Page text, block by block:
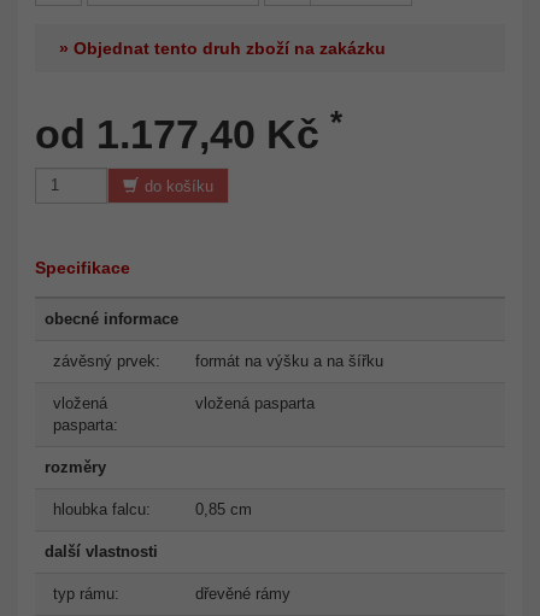
» Objednat tento druh zboží na zakázku
od 1.177,40 Kč *
do košíku
Specifikace
obecné informace
závěsný prvek: formát na výšku a na šířku
vložená
pasparta:
vložená pasparta
rozměry
hloubka falcu: 0,85 cm
další vlastnosti
typ rámu: dřevěné rámy